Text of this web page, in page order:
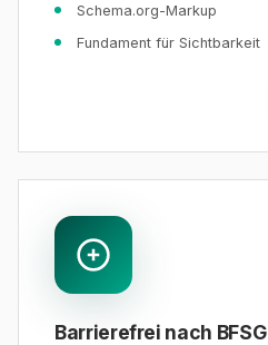
Schema.org-Markup
Fundament für Sichtbarkeit
Barrierefrei nach BFSG